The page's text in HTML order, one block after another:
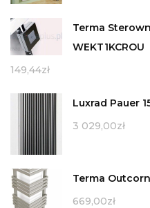
Terma
WEKT1KCROU
149,44zł
Luxrad Pauer
3 029,00zł
Terma
669,00zł